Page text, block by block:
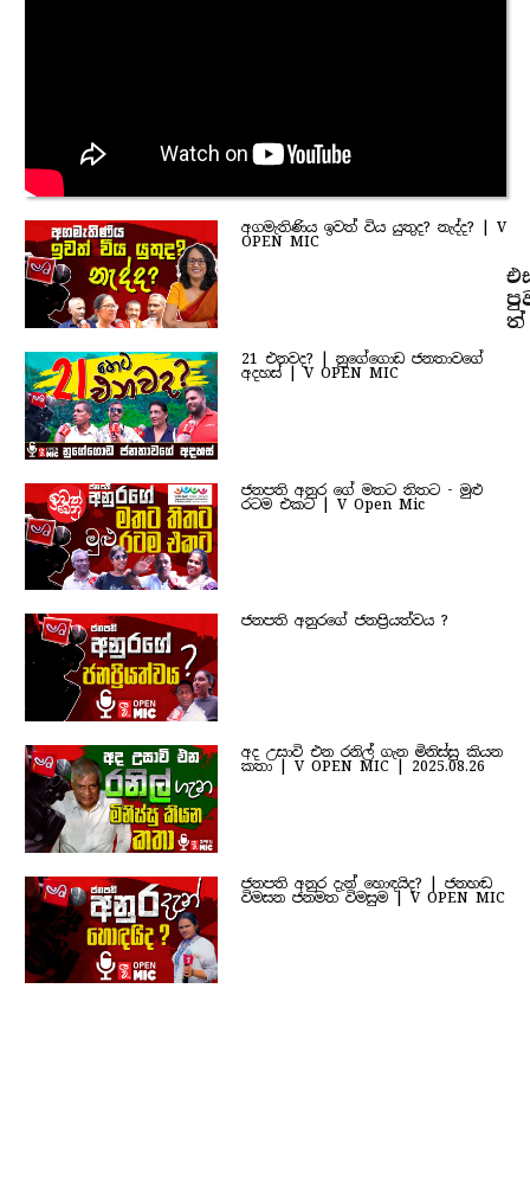
අගමැතිණිය ඉවත් විය යුතුද? නැද්ද? | V
OPEN MIC
21 එනවද? | නුගේගොඩ ජනතාවගේ
අදහස් | V OPEN MIC
ජනපති අනුර ගේ මතට තිතට - මුළු
රටම එකට | V Open Mic
ජනපති අනුරගේ ජනප්‍රියත්වය ?
අද උසාවි එන රනිල් ගැන මිනිස්සු කියන
කතා | V OPEN MIC | 2025.08.26
ජනපති අනුර දැන් හොඳයිද? | ජනහඬ
විමසන ජනමත විමසුම | V OPEN MIC
ත්